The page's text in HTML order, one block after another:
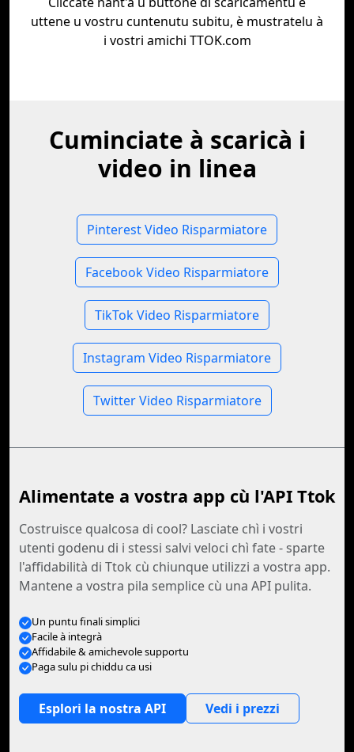
uttene u vostru cuntenutu subitu, è mustratelu à
i vostri amichi TTOK.com
Cuminciate à scaricà i
video in linea
Pinterest Video Risparmiatore
Facebook Video Risparmiatore
TikTok Video Risparmiatore
Instagram Video Risparmiatore
Twitter Video Risparmiatore
Alimentate a vostra app cù l'API Ttok
Costruisce qualcosa di cool? Lasciate chì i vostri
utenti godenu di i stessi salvi veloci chì fate - sparte
l'affidabilità di Ttok cù chiunque utilizzi a vostra app.
Mantene a vostra pila semplice cù una API pulita.
Un puntu finali simplici
Facile à integrà
Affidabile & amichevole supportu
Paga sulu pi chiddu ca usi
Esplori la nostra API Vedi i prezzi